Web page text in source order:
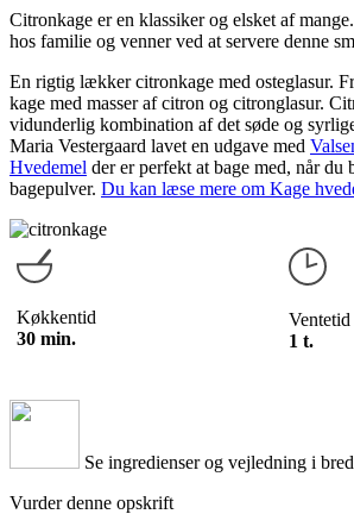
Citronkage er en klassiker og elsket af
hos familie og venner ved at servere denne
En rigtig lækker citronkage med osteglasur.
kage med masser af citron og citronglasur.
vidunderlig kombination af det søde og
Maria Vestergaard lavet en udgave med
Hvedemel der er perfekt at bage med, når du
bagepulver. Du kan læse mere om Kage
Køkkentid
30 min.
Ventetid
1 t.
Se ingredienser og vejledning i
Vurder denne opskrift